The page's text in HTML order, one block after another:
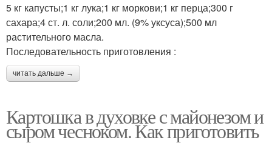
5 кг капусты;1 кг лука;1 кг моркови;1 кг перца;300 г
сахара;4 ст. л. соли;200 мл. (9% уксуса);500 мл
растительного масла.
Последовательность приготовления :
читать дальше →
Картошка в духовке с майонезом и
сыром чесноком. Как приготовить